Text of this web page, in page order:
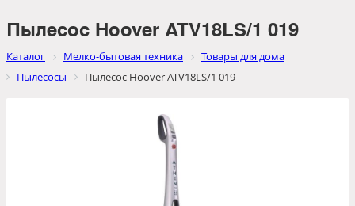
Пылесос Hoover ATV18LS/1 019
Каталог Мелко-бытовая техника
Товары для дома
Пылесосы
Пылесос Hoover ATV18LS/1 019